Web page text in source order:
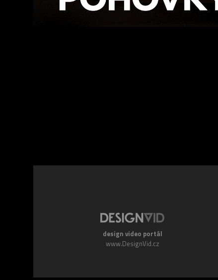
design video portál
www.DesignVid.cz